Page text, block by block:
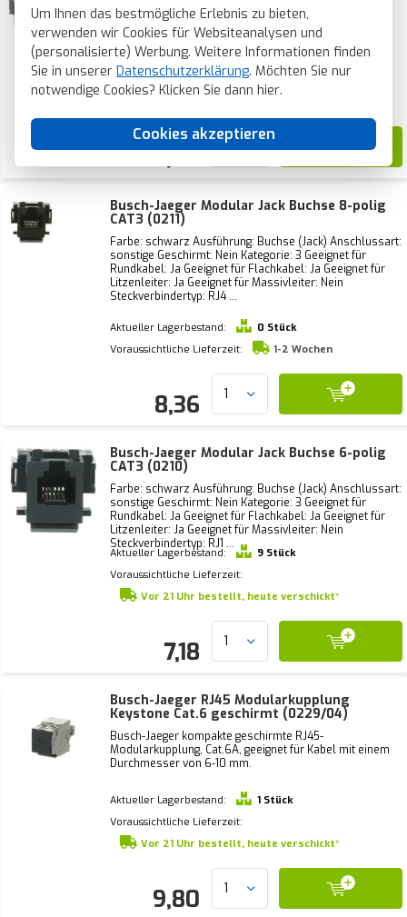
Um Ihnen das bestmögliche Erlebnis zu bieten,
verwenden wir Cookies für Websiteanalysen und
(personalisierte) Werbung. Weitere Informationen finden
Sie in unserer Datenschutzerklärung. Möchten Sie nur
notwendige Cookies? Klicken Sie dann hier.
Cookies akzeptieren
Basiselement Farbe: grau Halogenfrei: Ja Mit
Klappdeckel: Nein Verwendung: Modular-Jack
Oberflächenschutz: unbehandelt Auslassrichtung:
gerade Mit Zugentlastung: Nein Werkstoffgüte:
Thermoplast B ...
Aktueller Lagerbestand:
88 Stück
Voraussichtliche Lieferzeit:
5,50
Busch-Jaeger Modular Jack Buchse 8-polig
CAT3 (0211)
Farbe: schwarz Ausführung: Buchse (Jack) Anschlussart:
sonstige Geschirmt: Nein Kategorie: 3 Geeignet für
Rundkabel: Ja Geeignet für Flachkabel: Ja Geeignet für
Litzenleiter: Ja Geeignet für Massivleiter: Nein
Steckverbindertyp: RJ4 ...
Aktueller Lagerbestand:
0 Stück
Voraussichtliche Lieferzeit:
1-2 Wochen
8,36
Busch-Jaeger Modular Jack Buchse 6-polig
CAT3 (0210)
Farbe: schwarz Ausführung: Buchse (Jack) Anschlussart:
sonstige Geschirmt: Nein Kategorie: 3 Geeignet für
Rundkabel: Ja Geeignet für Flachkabel: Ja Geeignet für
Litzenleiter: Ja Geeignet für Massivleiter: Nein
Steckverbindertyp: RJ1 ...
Aktueller Lagerbestand:
9 Stück
Voraussichtliche Lieferzeit:
Vor 21 Uhr bestellt, heute verschickt*
7,18
Busch-Jaeger RJ45 Modularkupplung
Keystone Cat.6 geschirmt (0229/04)
Busch-Jaeger kompakte geschirmte RJ45-
Modularkupplung, Cat.6A, geeignet für Kabel mit einem
Durchmesser von 6-10 mm.
Aktueller Lagerbestand:
1 Stück
Voraussichtliche Lieferzeit:
Vor 21 Uhr bestellt, heute verschickt*
9,80